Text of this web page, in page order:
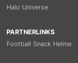
Halo Universe
PARTNERLINKS
Football Snack Helme